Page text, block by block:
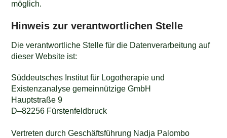
möglich.
Hinweis zur verantwortlichen Stelle
Die verantwortliche Stelle für die Datenverarbeitung auf
dieser Website ist:
Süddeutsches Institut für Logotherapie und
Existenzanalyse gemeinnützige GmbH
Hauptstraße 9
D–82256 Fürstenfeldbruck
Vertreten durch Geschäftsführung Nadja Palombo